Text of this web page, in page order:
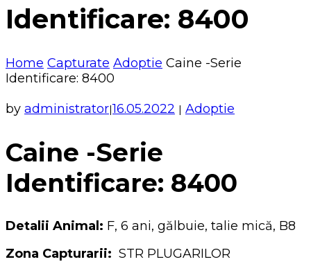
Identificare: 8400
Home Capturate Adoptie Caine -Serie
Identificare: 8400
by administrator|16.05.2022 | Adoptie
Caine -Serie
Identificare: 8400
Detalii Animal: F, 6 ani, gălbuie, talie mică, B8
Zona Capturarii: STR PLUGARILOR